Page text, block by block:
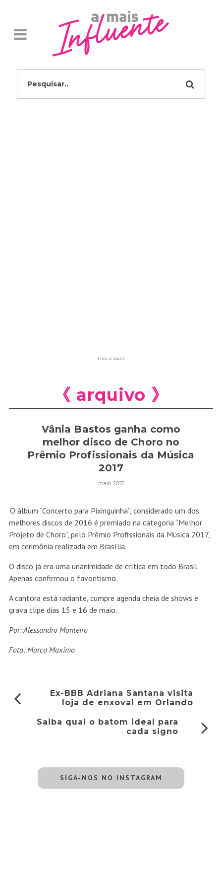
PUBLICIDADE
《 arquivo 》
Vânia Bastos ganha como
melhor disco de Choro no
Prêmio Profissionais da Música
2017
maio 2017
O álbum “Concerto para Pixinguinha”, considerado um dos
melhores discos de 2016 é premiado na categoria “Melhor
Projeto de Choro”, pelo Prêmio Profissionais da Música 2017,
em cerimônia realizada em Brasília.
O disco já era uma unanimidade de crítica em todo Brasil.
Apenas confirmou o favoritismo.
A cantora está radiante, cumpre agenda cheia de shows e
grava clipe dias 15 e 16 de maio.
Por: Alessandro Monteiro
Foto: Marco Maximo
Ex-BBB Adriana Santana visita
loja de enxoval em Orlando
Saiba qual o batom ideal para
cada signo
SIGA-NOS NO INSTAGRAM